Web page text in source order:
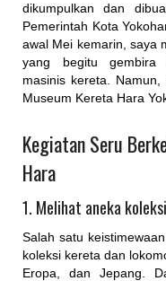
dikumpulkan dan
Pemerintah Kota
awal Mei kemarin, saya
yang begitu gembira
masinis kereta.
Museum Kereta Hara
Kegiatan Seru
Hara
1. Melihat aneka
Salah satu
koleksi kereta dan
Eropa, dan Jepang.